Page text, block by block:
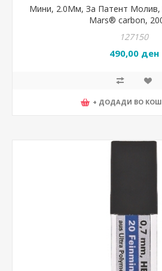
Мини, 2.0Мм, За Патент Молив,
Mars® carbon,
127150
490,00 ден
+ ДОДАДИ ВО